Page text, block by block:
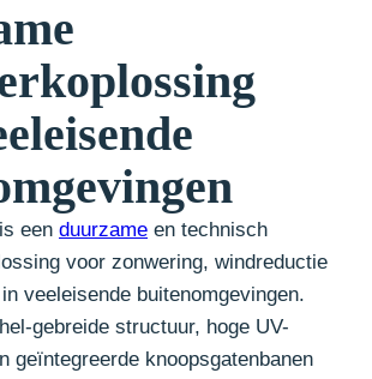
een duurzame en technisch
voor zonwering, windreductie
veeleisende buitenomgevingen.
gebreide structuur, hoge UV-
geïntegreerde knoopsgatenbanen